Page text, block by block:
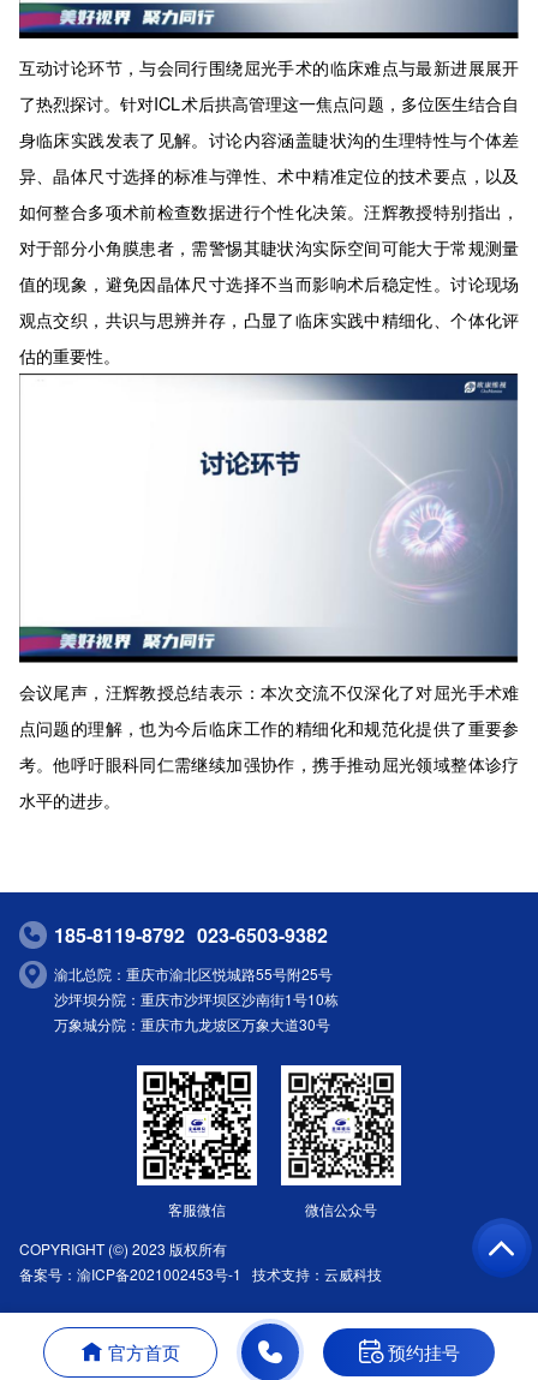
互动讨论环节，与会同行围绕屈光手术的临床难点与最新进展展开
了热烈探讨。针对ICL术后拱高管理这一焦点问题，多位医生结合自
身临床实践发表了见解。讨论内容涵盖睫状沟的生理特性与个体差
异、晶体尺寸选择的标准与弹性、术中精准定位的技术要点，以及
如何整合多项术前检查数据进行个性化决策。汪辉教授特别指出，
对于部分小角膜患者，需警惕其睫状沟实际空间可能大于常规测量
值的现象，避免因晶体尺寸选择不当而影响术后稳定性。讨论现场
观点交织，共识与思辨并存，凸显了临床实践中精细化、个体化评
估的重要性。
会议尾声，汪辉教授总结表示：本次交流不仅深化了对屈光手术难
点问题的理解，也为今后临床工作的精细化和规范化提供了重要参
考。他呼吁眼科同仁需继续加强协作，携手推动屈光领域整体诊疗
水平的进步。
185-8119-8792 023-6503-9382
渝北总院：重庆市渝北区悦城路55号附25号
沙坪坝分院：重庆市沙坪坝区沙南街1号10栋
万象城分院：重庆市九龙坡区万象大道30号
客服微信
微信公众号
COPYRIGHT (©) 2023 版权所有
备案号： 渝ICP备2021002453号-1 技术支持： 云威科技
官方首页 预约挂号